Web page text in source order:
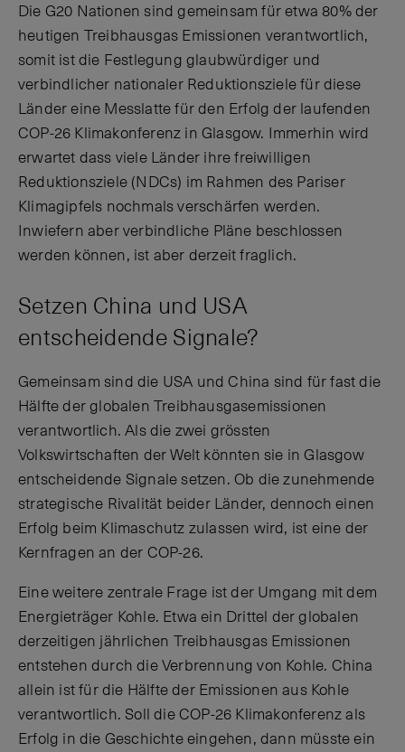
Die G20 Nationen sind gemeinsam für etwa 80% der
heutigen Treibhausgas Emissionen verantwortlich,
somit ist die Festlegung glaubwürdiger und
verbindlicher nationaler Reduktionsziele für diese
Länder eine Messlatte für den Erfolg der laufenden
COP-26 Klimakonferenz in Glasgow. Immerhin wird
erwartet dass viele Länder ihre freiwilligen
Reduktionsziele (NDCs) im Rahmen des Pariser
Klimagipfels nochmals verschärfen werden.
Inwiefern aber verbindliche Pläne beschlossen
werden können, ist aber derzeit fraglich.
Setzen China und USA
entscheidende Signale?
Gemeinsam sind die USA und China sind für fast die
Hälfte der globalen Treibhausgasemissionen
verantwortlich. Als die zwei grössten
Volkswirtschaften der Welt könnten sie in Glasgow
entscheidende Signale setzen. Ob die zunehmende
strategische Rivalität beider Länder, dennoch einen
Erfolg beim Klimaschutz zulassen wird, ist eine der
Kernfragen an der COP-26.
Eine weitere zentrale Frage ist der Umgang mit dem
Energieträger Kohle. Etwa ein Drittel der globalen
derzeitigen jährlichen Treibhausgas Emissionen
entstehen durch die Verbrennung von Kohle. China
allein ist für die Hälfte der Emissionen aus Kohle
verantwortlich. Soll die COP-26 Klimakonferenz als
Erfolg in die Geschichte eingehen, dann müsste ein